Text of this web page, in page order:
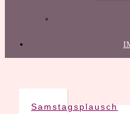
Samstagsplausch